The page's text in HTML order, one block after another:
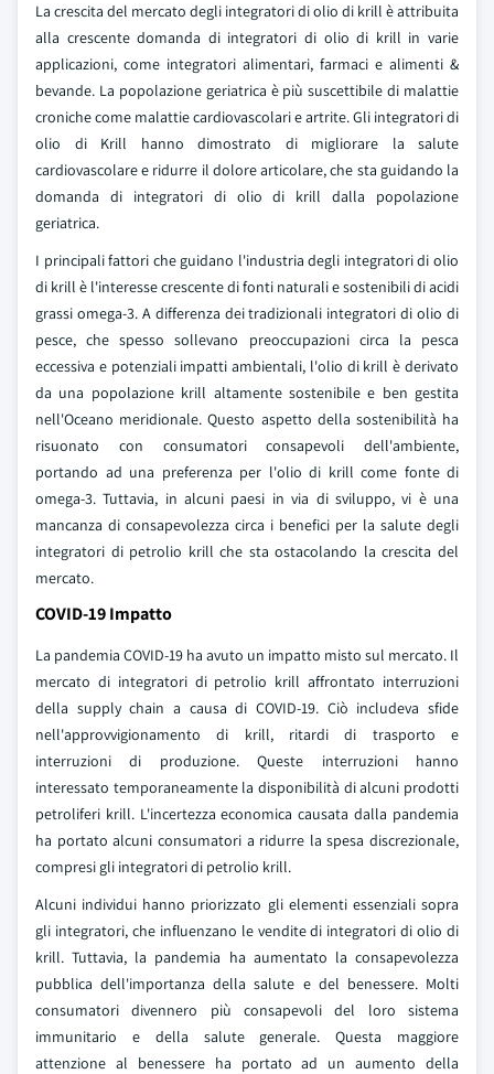
La crescita del mercato degli integratori di olio di krill è attribuita
alla crescente domanda di integratori di olio di krill in varie
applicazioni, come integratori alimentari, farmaci e alimenti &
bevande. La popolazione geriatrica è più suscettibile di malattie
croniche come malattie cardiovascolari e artrite. Gli integratori di
olio di Krill hanno dimostrato di migliorare la salute
cardiovascolare e ridurre il dolore articolare, che sta guidando la
domanda di integratori di olio di krill dalla popolazione
geriatrica.
I principali fattori che guidano l'industria degli integratori di olio
di krill è l'interesse crescente di fonti naturali e sostenibili di acidi
grassi omega-3. A differenza dei tradizionali integratori di olio di
pesce, che spesso sollevano preoccupazioni circa la pesca
eccessiva e potenziali impatti ambientali, l'olio di krill è derivato
da una popolazione krill altamente sostenibile e ben gestita
nell'Oceano meridionale. Questo aspetto della sostenibilità ha
risuonato con consumatori consapevoli dell'ambiente,
portando ad una preferenza per l'olio di krill come fonte di
omega-3. Tuttavia, in alcuni paesi in via di sviluppo, vi è una
mancanza di consapevolezza circa i benefici per la salute degli
integratori di petrolio krill che sta ostacolando la crescita del
mercato.
COVID-19 Impatto
La pandemia COVID-19 ha avuto un impatto misto sul mercato. Il
mercato di integratori di petrolio krill affrontato interruzioni
della supply chain a causa di COVID-19. Ciò includeva sfide
nell'approvvigionamento di krill, ritardi di trasporto e
interruzioni di produzione. Queste interruzioni hanno
interessato temporaneamente la disponibilità di alcuni prodotti
petroliferi krill. L'incertezza economica causata dalla pandemia
ha portato alcuni consumatori a ridurre la spesa discrezionale,
compresi gli integratori di petrolio krill.
Alcuni individui hanno priorizzato gli elementi essenziali sopra
gli integratori, che influenzano le vendite di integratori di olio di
krill. Tuttavia, la pandemia ha aumentato la consapevolezza
pubblica dell'importanza della salute e del benessere. Molti
consumatori divennero più consapevoli del loro sistema
immunitario e della salute generale. Questa maggiore
attenzione al benessere ha portato ad un aumento della